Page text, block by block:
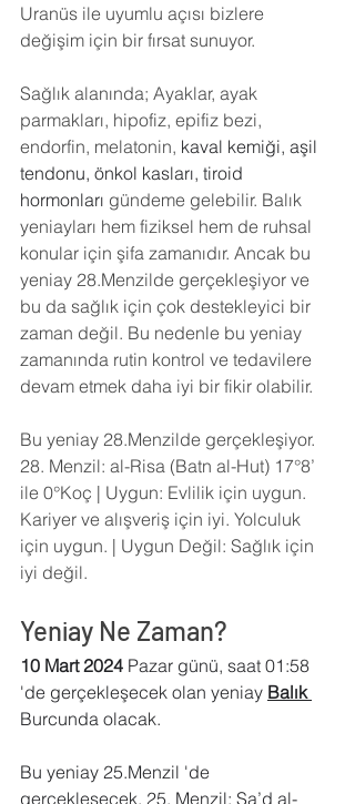
Uranüs ile uyumlu açısı bizlere
değişim için bir fırsat sunuyor.
Sağlık alanında; Ayaklar, ayak
parmakları, hipofiz, epifiz bezi,
endorfin, melatonin, kaval kemiği, aşil
tendonu, önkol kasları, tiroid
hormonları gündeme gelebilir. Balık
yeniayları hem fiziksel hem de ruhsal
konular için şifa zamanıdır. Ancak bu
yeniay 28.Menzilde gerçekleşiyor ve
bu da sağlık için çok destekleyici bir
zaman değil. Bu nedenle bu yeniay
zamanında rutin kontrol ve tedavilere
devam etmek daha iyi bir fikir olabilir.
Bu yeniay 28.Menzilde gerçekleşiyor.
28. Menzil: al-Risa (Batn al-Hut) 17°8’
ile 0°Koç | Uygun: Evlilik için uygun.
Kariyer ve alışveriş için iyi. Yolculuk
için uygun. | Uygun Değil: Sağlık için
iyi değil.
Yeniay Ne Zaman?
10 Mart 2024 Pazar günü, saat 01:58
'de gerçekleşecek olan yeniay Balık
Burcunda olacak.
Bu yeniay 25.Menzil 'de
gerçekleşecek. 25. Menzil: Sa’d al-